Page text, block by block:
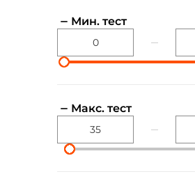
Мин. тест
Макс. тест